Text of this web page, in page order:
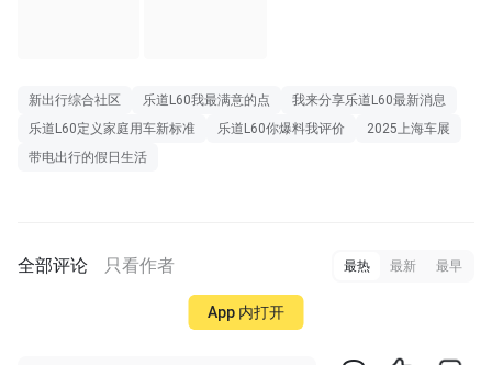
新出行综合社区 乐道L60我最满意的点
我来分享乐道L60最新消息
乐道L60定义家庭用车新标准
乐道L60你爆料我评价
2025上海车展
带电出行的假日生活
全部评论 只看作者 最热 最新 最早
App 内打开